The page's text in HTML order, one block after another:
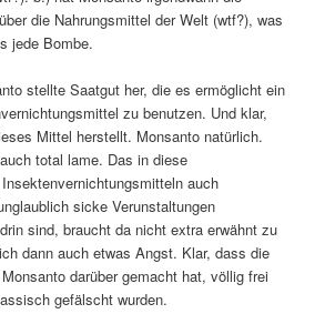
die Nahrungsmittel der Welt (wtf?), was
jede Bombe.
stellte Saatgut her, die es ermöglicht ein
zu benutzen. Und klar,
Mittel herstellt. Monsanto natürlich.
total lame. Das in diese
auch
sicke Verunstaltungen
sind, braucht da nicht extra erwähnt zu
dann auch etwas Angst. Klar, dass die
darüber gemacht hat, völlig frei
gefälscht wurden.